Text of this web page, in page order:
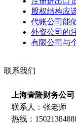
股权结构应
代账公司能
外资公司的
有限公司与
联系我们
上海壹隆财务公司
联系人：张老师
热线：